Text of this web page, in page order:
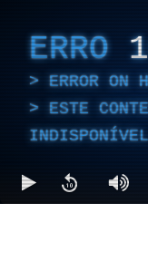
ERRO
ERROR ON
ESTE
INDISPONÍVEL